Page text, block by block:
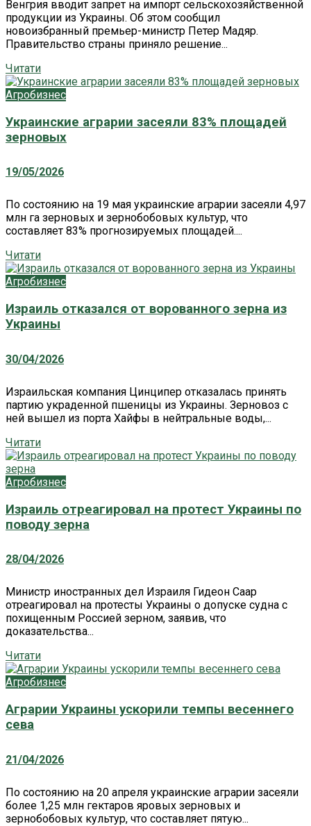
Венгрия вводит запрет на импорт сельскохозяйственной
продукции из Украины. Об этом сообщил
новоизбранный премьер-министр Петер Мадяр.
Правительство страны приняло решение...
Читати
Агробизнес
Украинские аграрии засеяли 83% площадей
зерновых
19/05/2026
По состоянию на 19 мая украинские аграрии засеяли 4,97
млн ​​га зерновых и зернобобовых культур, что
составляет 83% прогнозируемых площадей....
Читати
Агробизнес
Израиль отказался от ворованного зерна из
Украины
30/04/2026
Израильская компания Цинципер отказалась принять
партию украденной пшеницы из Украины. Зерновоз с
ней вышел из порта Хайфы в нейтральные воды,...
Читати
Агробизнес
Израиль отреагировал на протест Украины по
поводу зерна
28/04/2026
Министр иностранных дел Израиля Гидеон Саар
отреагировал на протесты Украины о допуске судна с
похищенным Россией зерном, заявив, что
доказательства...
Читати
Агробизнес
Аграрии Украины ускорили темпы весеннего
сева
21/04/2026
По состоянию на 20 апреля украинские аграрии засеяли
более 1,25 млн гектаров яровых зерновых и
зернобобовых культур, что составляет пятую...